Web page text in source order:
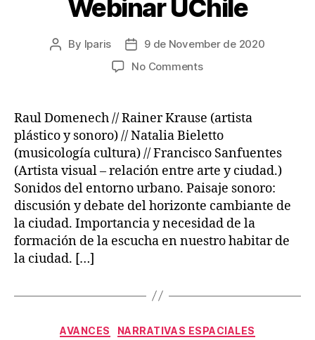
Webinar UChile
Post
By lparis
Post
date
9 de November de 2020
No Commentson
nuevas
experiencias
de
la
escucha
en
la
ciudad
Raul Domenech // Rainer Krause (artista
plástico y sonoro) // Natalia Bieletto
(musicología cultura) // Francisco Sanfuentes
(Artista visual – relación entre arte y ciudad.)
Sonidos del entorno urbano. Paisaje sonoro:
discusión y debate del horizonte cambiante de
la ciudad. Importancia y necesidad de la
formación de la escucha en nuestro habitar de
la ciudad. […]
Categories
AVANCES
NARRATIVAS ESPACIALES